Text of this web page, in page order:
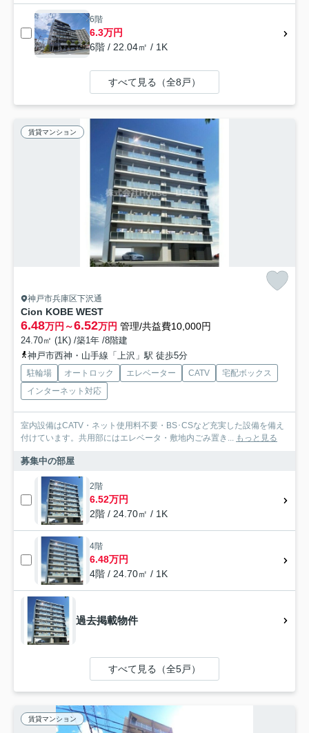
6階
6.3万円
6階 / 22.04㎡ / 1K
すべて見る（全8戸）
賃貸マンション
神戸市兵庫区下沢通
Cion KOBE WEST
6.48万円～6.52万円 管理/共益費10,000円
24.70㎡ (1K) /築1年 /8階建
神戸市西神・山手線「上沢」駅 徒歩5分
駐輪場 オートロック エレベーター CATV
宅配ボックス
インターネット対応
室内設備はCATV・ネット使用料不要・BS･CSなど充実した設備を備え
付けています。共用部にはエレベータ・敷地内ごみ置き... もっと見る
募集中の部屋
2階
6.52万円
2階 / 24.70㎡ / 1K
4階
6.48万円
4階 / 24.70㎡ / 1K
過去掲載物件
すべて見る（全5戸）
賃貸マンション